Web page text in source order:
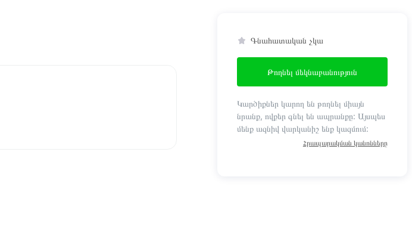
Գնահատական չկա
Թողնել մեկնաբանություն
Կարծիքներ կարող են թողնել միայն
նրանք, ովքեր գնել են ապրանքը: Այսպես
մենք ազնիվ վարկանիշ ենք կազմում:
Հրապարակման կանոնները